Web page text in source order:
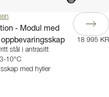
- Modul med
stål i antrasitt
10°C
med hyller
18 995 KR